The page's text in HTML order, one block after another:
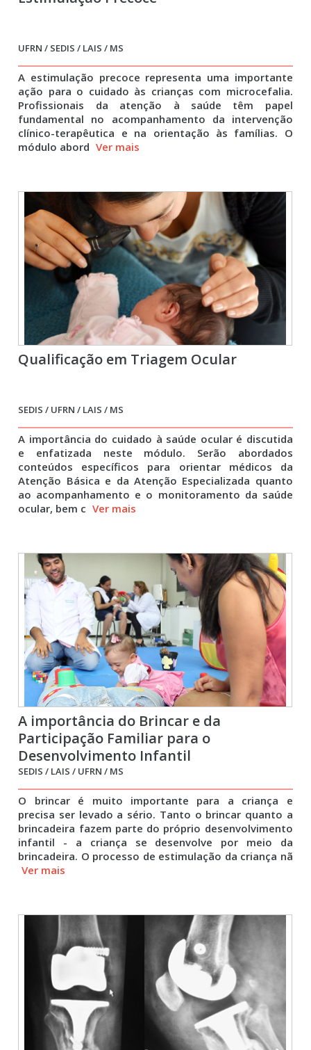
UFRN / SEDIS / LAIS / MS
A estimulação precoce representa uma importante
ação para o cuidado às crianças com microcefalia.
Profissionais da atenção à saúde têm papel
fundamental no acompanhamento da intervenção
clínico-terapêutica e na orientação às famílias. O
módulo abord Ver mais
Qualificação em Triagem Ocular
SEDIS / UFRN / LAIS / MS
A importância do cuidado à saúde ocular é discutida
e enfatizada neste módulo. Serão abordados
conteúdos específicos para orientar médicos da
Atenção Básica e da Atenção Especializada quanto
ao acompanhamento e o monitoramento da saúde
ocular, bem c Ver mais
A importância do Brincar e da
Participação Familiar para o
Desenvolvimento Infantil
SEDIS / LAIS / UFRN / MS
O brincar é muito importante para a criança e
precisa ser levado a sério. Tanto o brincar quanto a
brincadeira fazem parte do próprio desenvolvimento
infantil - a criança se desenvolve por meio da
brincadeira. O processo de estimulação da criança nã
Ver mais